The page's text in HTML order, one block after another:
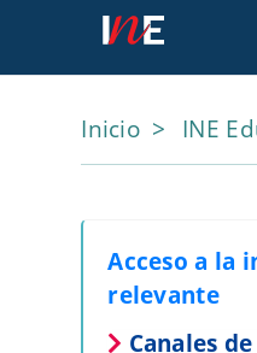
Inicio INE
Acceso a la
relevante
Canales